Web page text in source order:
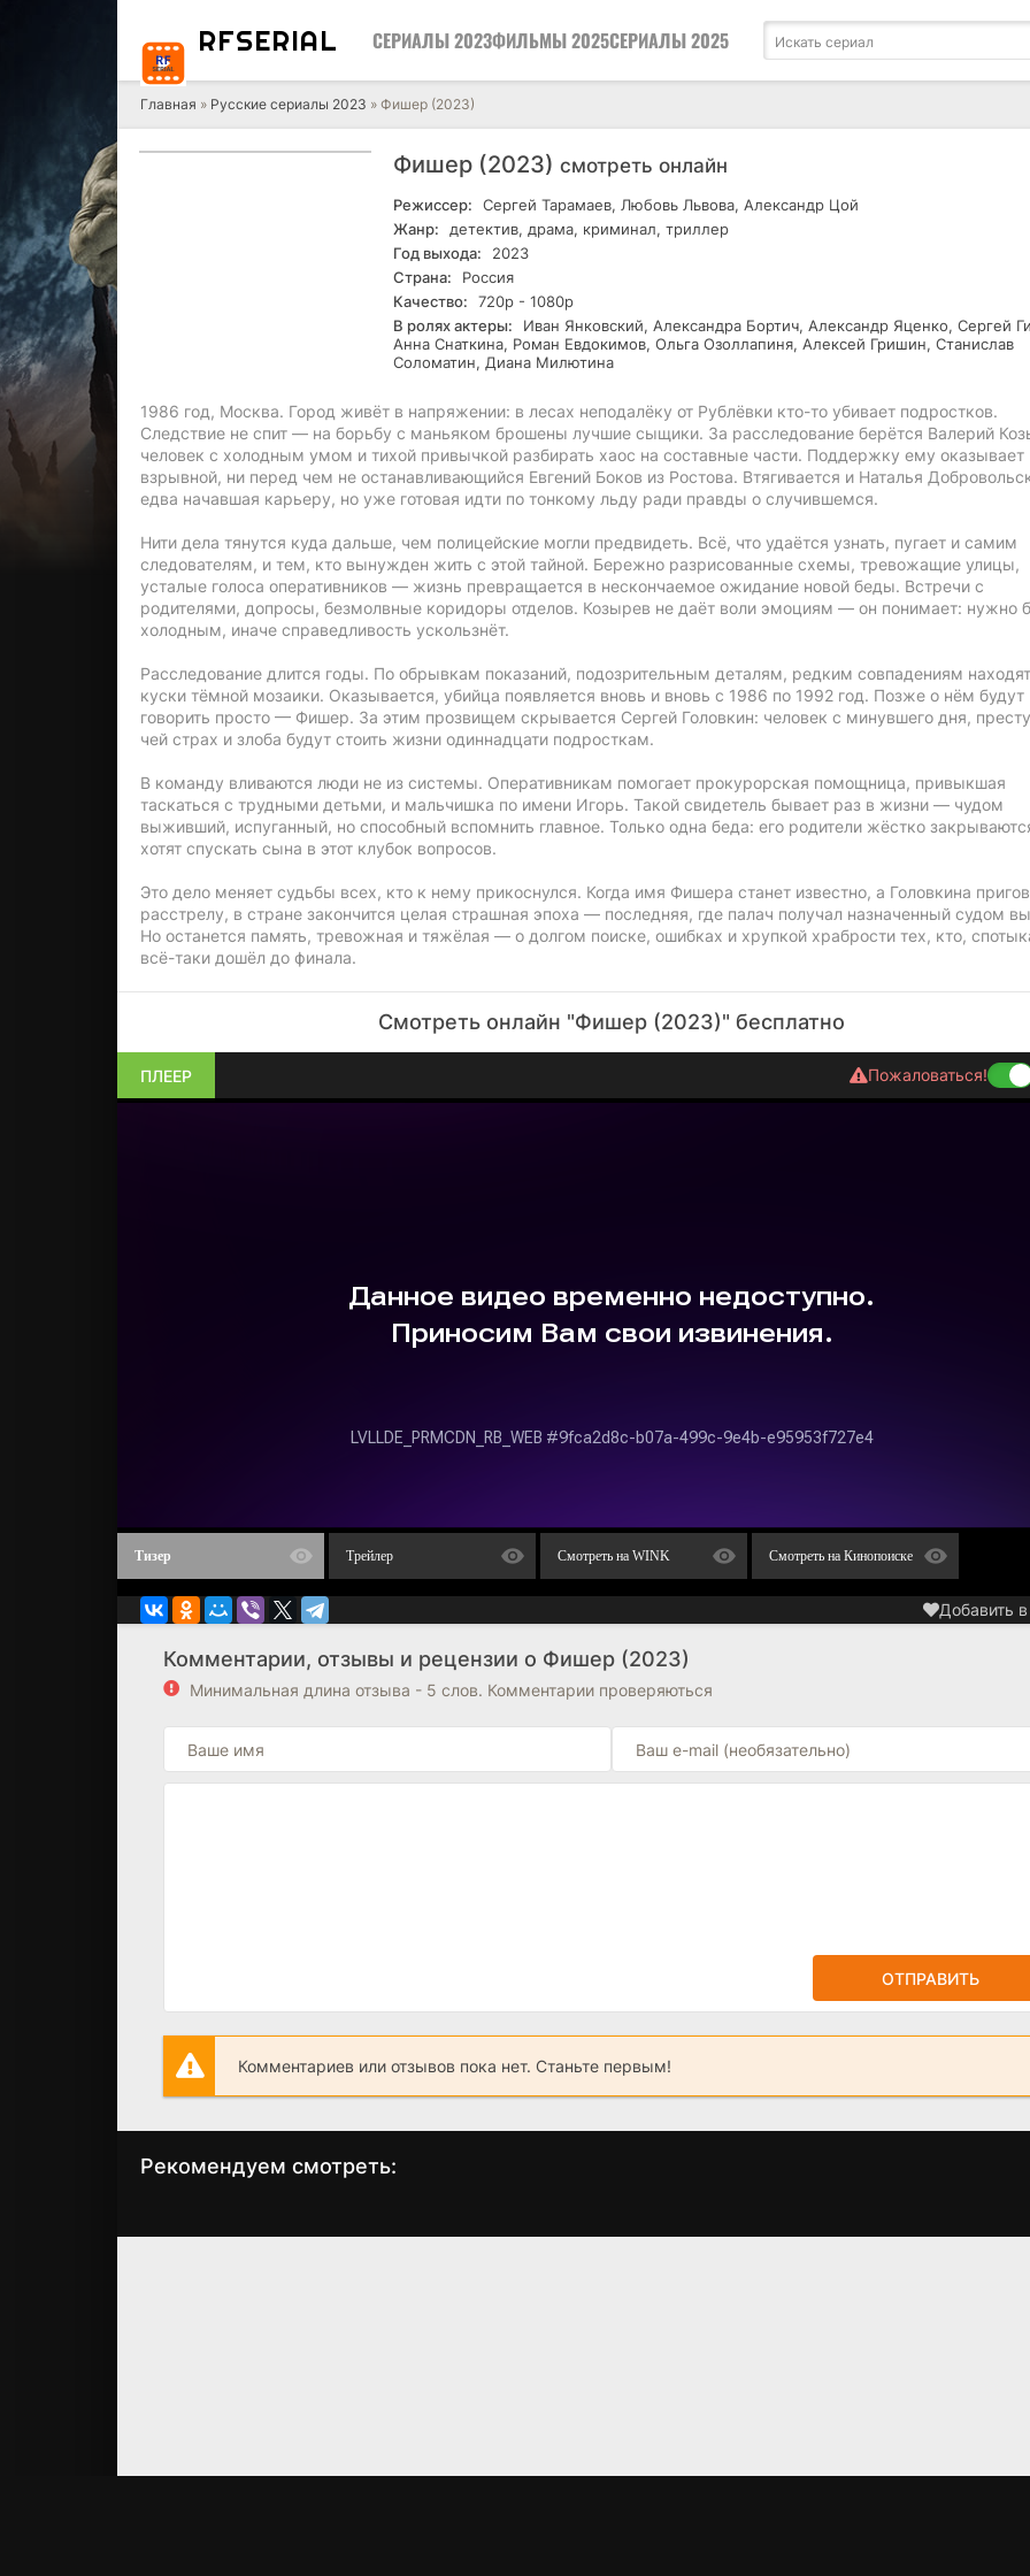
RFSERIAL СЕРИАЛЫ 2023ФИЛЬМЫ 2025СЕРИАЛЫ 2025
Главная » Русские сериалы 2023 » Фишер (2023)
Фишер (2023) смотреть онлайн
Режиссер:
Сергей Тарамаев, Любовь Львова, Александр Цой
Жанр:
детектив, драма, криминал, триллер
Год выхода:
2023
Страна:
Россия
Качество:
720р - 1080р
В ролях актеры:
Иван Янковский, Александра Бортич, Александр Яценко, Сергей
Анна Снаткина, Роман Евдокимов, Ольга Озоллапиня, Алексей Гришин, Станислав
Соломатин, Диана Милютина
1986 год, Москва. Город живёт в напряжении: в лесах неподалёку от Рублёвки кто-то убивает подростков.
Следствие не спит — на борьбу с маньяком брошены лучшие сыщики. За расследование берётся Валерий
человек с холодным умом и тихой привычкой разбирать хаос на составные части. Поддержку ему оказывает
взрывной, ни перед чем не останавливающийся Евгений Боков из Ростова. Втягивается и Наталья
едва начавшая карьеру, но уже готовая идти по тонкому льду ради правды о случившемся.
Нити дела тянутся куда дальше, чем полицейские могли предвидеть. Всё, что удаётся узнать, пугает и самим
следователям, и тем, кто вынужден жить с этой тайной. Бережно разрисованные схемы, тревожащие улицы,
усталые голоса оперативников — жизнь превращается в нескончаемое ожидание новой беды. Встречи с
родителями, допросы, безмолвные коридоры отделов. Козырев не даёт воли эмоциям — он понимает: нужно
холодным, иначе справедливость ускользнёт.
Расследование длится годы. По обрывкам показаний, подозрительным деталям, редким совпадениям
куски тёмной мозаики. Оказывается, убийца появляется вновь и вновь с 1986 по 1992 год. Позже о нём будут
говорить просто — Фишер. За этим прозвищем скрывается Сергей Головкин: человек с минувшего дня,
чей страх и злоба будут стоить жизни одиннадцати подросткам.
В команду вливаются люди не из системы. Оперативникам помогает прокурорская помощница, привыкшая
таскаться с трудными детьми, и мальчишка по имени Игорь. Такой свидетель бывает раз в жизни — чудом
выживший, испуганный, но способный вспомнить главное. Только одна беда: его родители жёстко
хотят спускать сына в этот клубок вопросов.
Это дело меняет судьбы всех, кто к нему прикоснулся. Когда имя Фишера станет известно, а Головкина
расстрелу, в стране закончится целая страшная эпоха — последняя, где палач получал назначенный судом
Но останется память, тревожная и тяжёлая — о долгом поиске, ошибках и хрупкой храбрости тех, кто,
всё-таки дошёл до финала.
Смотреть онлайн "Фишер (2023)" бесплатно
ПЛЕЕР Пожаловаться!
Тизер Трейлер Смотреть на WINK Смотреть на Кинопоиске
Добавить
Комментарии, отзывы и рецензии о Фишер (2023)
Минимальная длина отзыва - 5 слов. Комментарии проверяються
ОТПРАВИТЬ
Комментариев или отзывов пока нет. Станьте первым!
Рекомендуем смотреть: